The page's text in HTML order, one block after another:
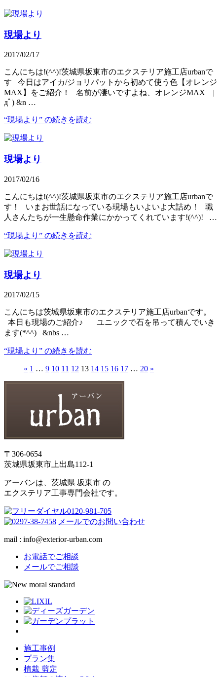
現場より
2017/02/17
こんにちは!(^^)!茨城県坂東市のエクステリア施工店urbanで
す 今日はアイカ/ジョリパットから初めて使う色【オレンジ
MAX】をご紹介！ 名前が凄いですよね、オレンジMAX |
дﾟ) &n …
“現場より” の続きを読む
現場より
2017/02/16
こんにちは!(^^)!茨城県坂東市のエクステリア施工店urbanで
す！ いまお世話になっている現場もいよいよ大詰め！ 職
人さんたちが一生懸命作業にかかってくれています!(^^)! …
“現場より” の続きを読む
現場より
2017/02/15
こんにちは茨城県坂東市のエクステリア施工店urbanです。
本日も現場のご紹介♪ ユニックで石を吊って積んでいき
ます(*^^) &nbs …
“現場より” の続きを読む
« 1 … 9 10 11 12 13 14 15 16 17 … 20 »
〒306-0654
茨城県坂東市上出島112-1
アーバンは、茨城県 坂東市 の
エクステリア工事専門会社です。
メールでのお問い合わせ
mail : info@exterior-urban.com
お電話でご相談
メールでご相談
施工事例
プラン集
植栽 剪定